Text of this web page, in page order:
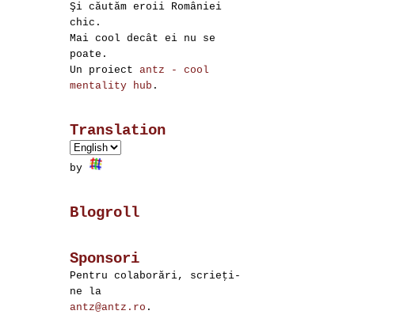
Şi căutăm eroii României
chic.
Mai cool decât ei nu se
poate.
Un proiect antz - cool
mentality hub .
Translation
by
Blogroll
Sponsori
Pentru colaborări, scrieţi-
ne la
antz@antz.ro .